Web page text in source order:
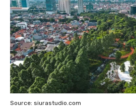
Source: siurastudio.com